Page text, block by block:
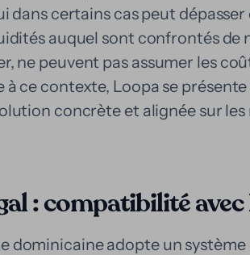
dans certains cas peut
auquel sont confrontés
ne peuvent pas assumer les
à ce contexte, Loopa se
concrète et alignée sur
: compatibilité
dominicaine adopte un